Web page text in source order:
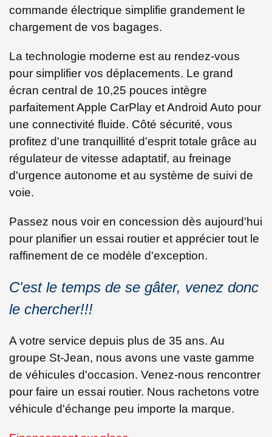
commande électrique simplifie grandement le
chargement de vos bagages.
La technologie moderne est au rendez-vous
pour simplifier vos déplacements. Le grand
écran central de 10,25 pouces intègre
parfaitement Apple CarPlay et Android Auto pour
une connectivité fluide. Côté sécurité, vous
profitez d'une tranquillité d'esprit totale grâce au
régulateur de vitesse adaptatif, au freinage
d'urgence autonome et au système de suivi de
voie.
Passez nous voir en concession dès aujourd'hui
pour planifier un essai routier et apprécier tout le
raffinement de ce modèle d'exception.
C'est le temps de se gâter, venez donc
le chercher!!!
A votre service depuis plus de 35 ans. Au
groupe St-Jean, nous avons une vaste gamme
de véhicules d'occasion. Venez-nous rencontrer
pour faire un essai routier. Nous rachetons votre
véhicule d'échange peu importe la marque.